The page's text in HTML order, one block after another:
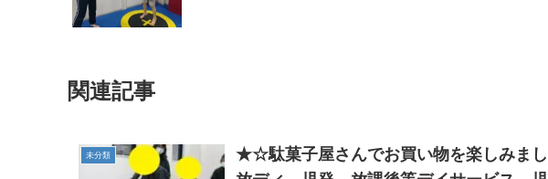
関連記事
未分類
★☆駄菓子屋さんでお買い物を楽しみ